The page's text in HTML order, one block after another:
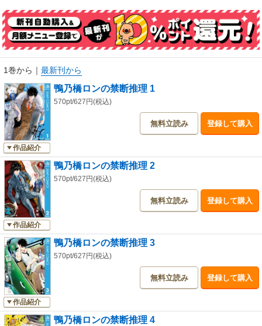
1巻から ｜ 最新刊から
作品紹介
鴨乃橋ロンの禁断推理 1
570pt/627円(税込)
無料立読み 登録して購入
作品紹介
鴨乃橋ロンの禁断推理 2
570pt/627円(税込)
無料立読み 登録して購入
作品紹介
鴨乃橋ロンの禁断推理 3
570pt/627円(税込)
無料立読み 登録して購入
鴨乃橋ロンの禁断推理 4